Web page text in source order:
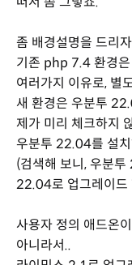
좀 배경설명을 드리
기존 php 7.4 환경
여러가지 이유로, 별
새 환경은 우분투
제가 미리 체크하지
우분투 22.04를 설
(검색해 보니, 우분
22.04로 업그레이드
사용자 정의 애드온
아니라서..